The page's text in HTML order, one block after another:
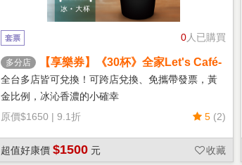
0人已購買
套票
多分店
【享樂券】《30杯》全家Let's Café-
冰拿鐵(大杯)
全台多店皆可兌換！可跨店兌換、免攜帶發票，黃
金比例，冰沁香濃的小確幸
原價$1650 | 9.1折 5 (2)
超值好康價 $1500 元 收藏